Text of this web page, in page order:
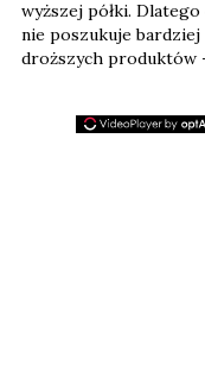
wyższej półki.
nie poszukuje bardziej
droższych produktów